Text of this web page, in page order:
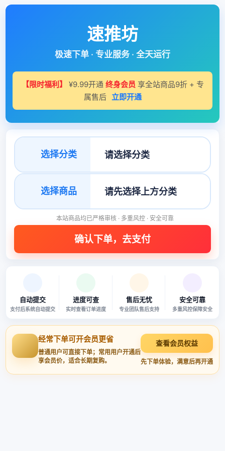
速推坊
极速下单 · 专业服务 · 全天运行
【限时福利】 ¥9.99开通 终身会员 享全站商品9折 + 专
属售后 立即开通
选择分类
选择商品
本站商品均已严格审核 · 多重风控 · 安全可靠
自动提交
支付后系统自动提交
进度可查
实时查看订单进度
售后无忧
专业团队售后支持
安全可靠
多重风控保障安全
经常下单可开会员更省
普通用户可直接下单；常用用户开通后
享会员价，适合长期复购。
查看会员权益
先下单体验，满意后再开通